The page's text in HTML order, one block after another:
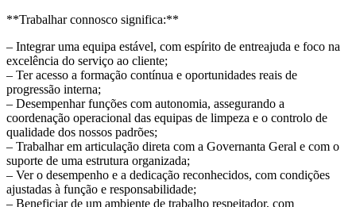
**Trabalhar connosco significa:**
– Integrar uma equipa estável, com espírito de entreajuda e foco na
excelência do serviço ao cliente;
– Ter acesso a formação contínua e oportunidades reais de
progressão interna;
– Desempenhar funções com autonomia, assegurando a
coordenação operacional das equipas de limpeza e o controlo de
qualidade dos nossos padrões;
– Trabalhar em articulação direta com a Governanta Geral e com o
suporte de uma estrutura organizada;
– Ver o desempenho e a dedicação reconhecidos, com condições
ajustadas à função e responsabilidade;
– Beneficiar de um ambiente de trabalho respeitador, com